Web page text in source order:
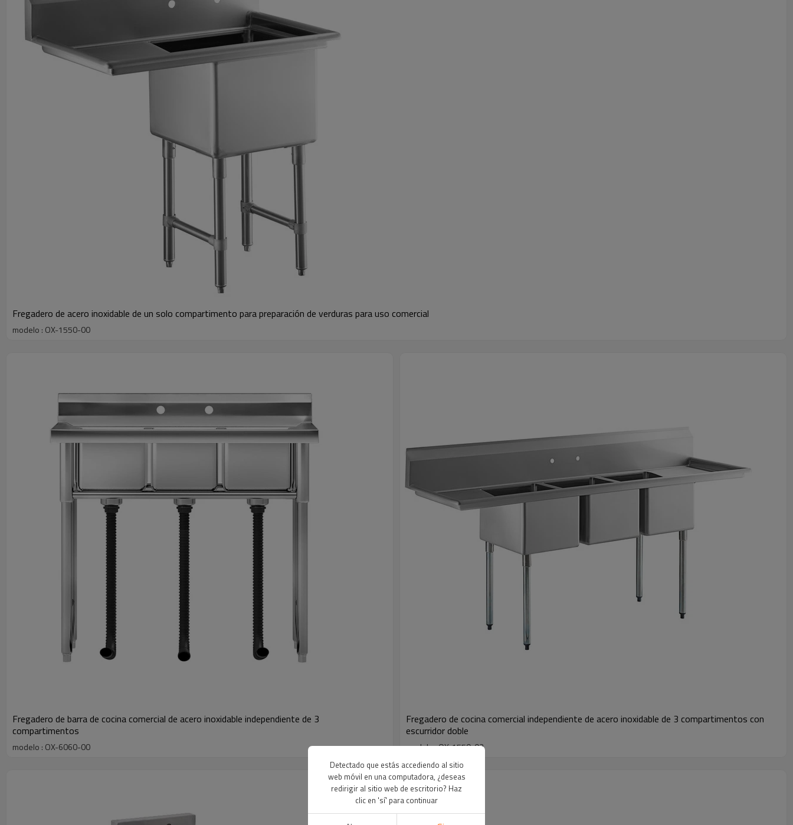
Fregadero de acero inoxidable de un solo compartimento para preparación de verduras para uso comercial
modelo : OX-1550-00
Fregadero de barra de cocina comercial de acero inoxidable independiente de 3
compartimentos
modelo : OX-6060-00
Fregadero de cocina comercial independiente de acero inoxidable de 3 compartimentos con
escurridor doble
modelo : OX-1550-02
Detectado que estás accediendo al sitio
web móvil en una computadora, ¿deseas
redirigir al sitio web de escritorio? Haz
clic en 'sí' para continuar